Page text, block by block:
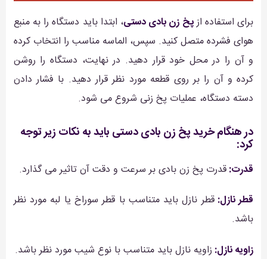
برای استفاده ازپخ زن بادی دستی، ابتدا باید دستگاه را به منبع
هوای فشرده متصل کنید. سپس، الماسه مناسب را انتخاب کرده
و آن را در محل خود قرار دهید. در نهایت، دستگاه را روشن
کرده و آن را بر روی قطعه مورد نظر قرار دهید. با فشار دادن
دسته دستگاه، عملیات پخ زنی شروع می شود.
در هنگام خرید پخ زن بادی دستی باید به نکات زیر توجه
کرد:
قدرت:قدرت پخ زن بادی بر سرعت و دقت آن تاثیر می گذارد.
قطر نازل:قطر نازل باید متناسب با قطر سوراخ یا لبه مورد نظر
باشد.
زاویه نازل: زاویه نازل باید متناسب با نوع شیب مورد نظر باشد.